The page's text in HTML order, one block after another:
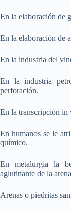
En la elaboración de
En la elaboración de
En la industria del
En la industria
perforación.
En la transcripción in
En humanos se le
químico.
En metalurgia la
aglutinante de la
Arenas o piedritas